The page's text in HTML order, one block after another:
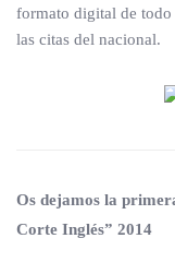
formato digital de todo
las citas del nacional.
Os dejamos la
Corte Inglés” 2014